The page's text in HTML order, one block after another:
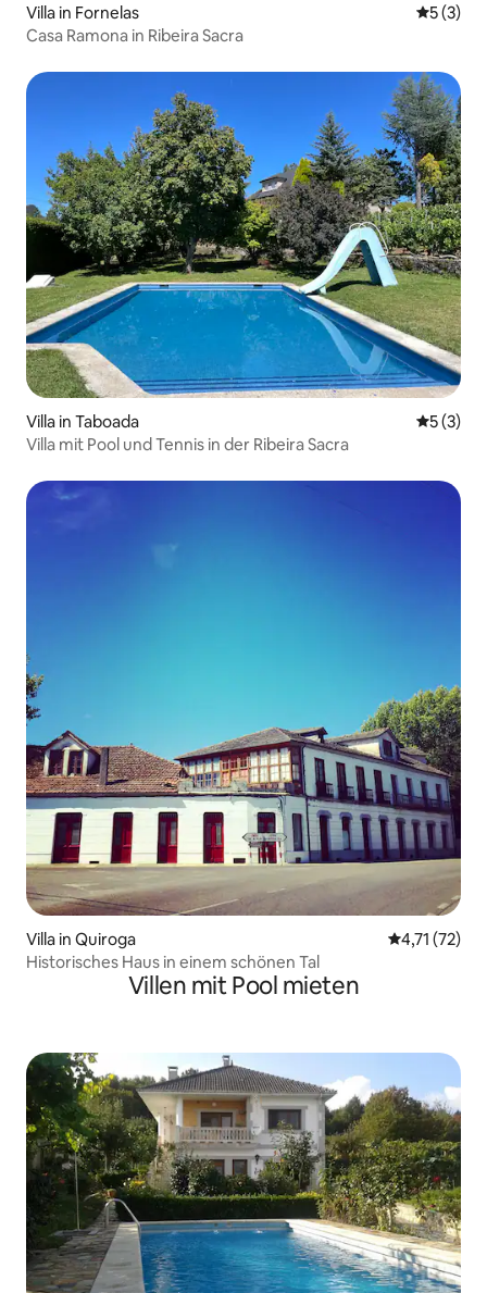
Villa in Fornelas
5 (3)
Casa Ramona in Ribeira Sacra
Villa in Taboada
5 (3)
Villa mit Pool und Tennis in der Ribeira Sacra
Villa in Quiroga
4,71 (72)
Historisches Haus in einem schönen Tal
Villen mit Pool mieten